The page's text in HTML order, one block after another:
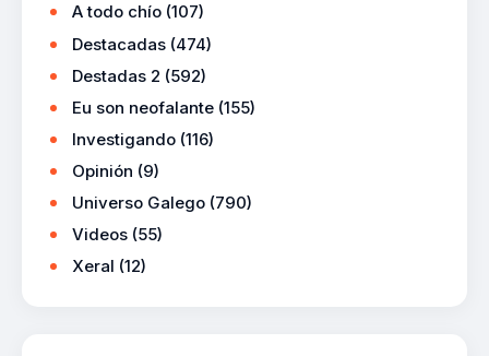
A todo chío (107)
Destacadas (474)
Destadas 2 (592)
Eu son neofalante (155)
Investigando (116)
Opinión (9)
Universo Galego (790)
Videos (55)
Xeral (12)